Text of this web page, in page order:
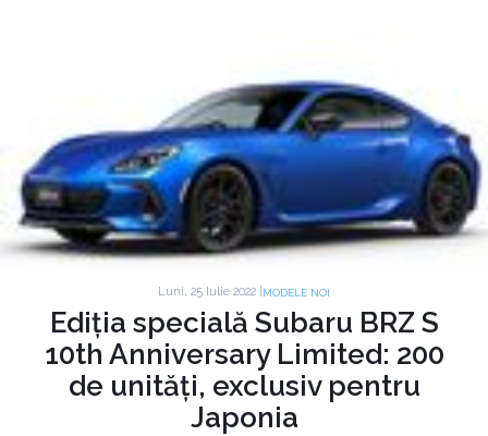
Luni, 25 Iulie 2022 | MODELE NOI
Ediția specială Subaru BRZ S
10th Anniversary Limited: 200
de unități, exclusiv pentru
Japonia